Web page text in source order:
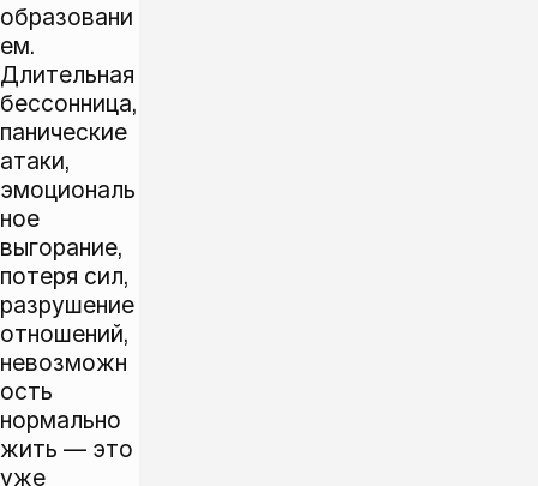
образовани
ем.
Длительная
бессонница,
панические
атаки,
эмоциональ
ное
выгорание,
потеря сил,
разрушение
отношений,
невозможн
ость
нормально
жить — это
уже